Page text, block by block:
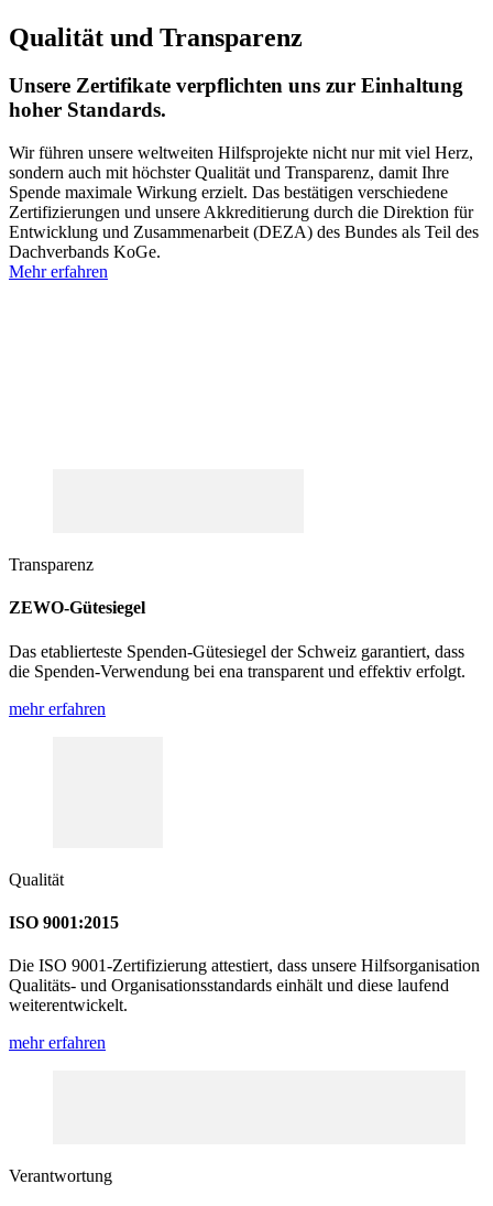
Qualität und Transparenz
Unsere Zertifikate verpflichten uns zur Einhaltung
hoher Standards.
Wir führen unsere weltweiten Hilfsprojekte nicht nur mit viel Herz,
sondern auch mit höchster Qualität und Transparenz, damit Ihre
Spende maximale Wirkung erzielt. Das bestätigen verschiedene
Zertifizierungen und unsere Akkreditierung durch die Direktion für
Entwicklung und Zusammenarbeit (DEZA) des Bundes als Teil des
Dachverbands KoGe.
Mehr erfahren
Transparenz
ZEWO-Gütesiegel
Das etablierteste Spenden-Gütesiegel der Schweiz garantiert, dass
die Spenden-Verwendung bei ena transparent und effektiv erfolgt.
mehr erfahren
Qualität
ISO 9001:2015
Die ISO 9001-Zertifizierung attestiert, dass unsere Hilfsorganisation
Qualitäts- und Organisationsstandards einhält und diese laufend
weiterentwickelt.
mehr erfahren
Verantwortung